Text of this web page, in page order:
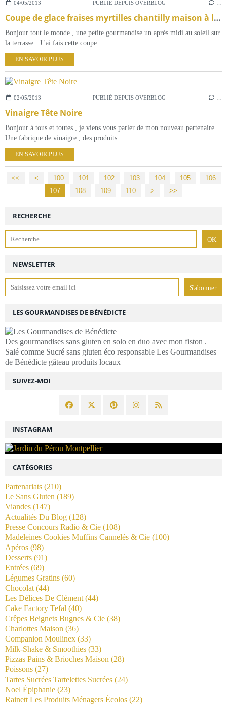
04/05/2013 PUBLIÉ DEPUIS OVERBLOG
Coupe de glace fraises myrtilles chantilly maison à l'extrait de vanille coulis de myrtille et noix de pecan
Bonjour tout le monde , une petite gourmandise un après midi au soleil sur
la terrasse . J 'ai fais cette coupe...
EN SAVOIR PLUS
02/05/2013 PUBLIÉ DEPUIS OVERBLOG
Vinaigre Tête Noire
Bonjour à tous et toutes , je viens vous parler de mon nouveau partenaire
Une fabrique de vinaigre , des produits...
EN SAVOIR PLUS
<< < 100 101 102 103 104 105
106
107
108 109 110 120
130
140
150
> >>
NEWSLETTER
SUIVEZ-MOI
RECHERCHE
LES GOURMANDISES DE BÉNÉDICTE
Des gourmandises sans gluten en solo en duo avec mon fiston .
Salé comme Sucré sans gluten éco responsable Les Gourmandises
de Bénédicte gâteau produits locaux
INSTAGRAM
CATÉGORIES
Partenariats (210)
Le Sans Gluten (189)
Viandes (147)
Actualités Du Blog (128)
Presse Concours Radio & Cie (108)
Madeleines Cookies Muffins Cannelés & Cie (100)
Apéros (98)
Desserts (91)
Entrées (69)
Légumes Gratins (60)
Chocolat (44)
Les Délices De Clément (44)
Cake Factory Tefal (40)
Crêpes Beignets Bugnes & Cie (38)
Charlottes Maison (36)
Companion Moulinex (33)
Milk-Shake & Smoothies (33)
Pizzas Pains & Brioches Maison (28)
Poissons (27)
Tartes Sucrées Tartelettes Sucrées (24)
Noel Épiphanie (23)
Rainett Les Produits Ménagers Écolos (22)